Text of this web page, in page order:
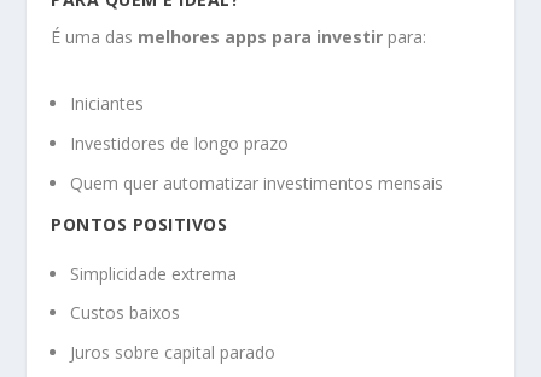
É uma das melhores apps para investir para:
Iniciantes
Investidores de longo prazo
Quem quer automatizar investimentos mensais
PONTOS POSITIVOS
Simplicidade extrema
Custos baixos
Juros sobre capital parado